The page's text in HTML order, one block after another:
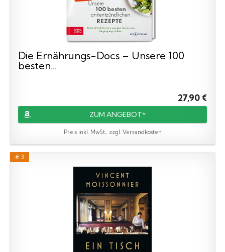
Die Ernährungs-Docs – Unsere 100
besten...
27,90 €
ZUM ANGEBOT*
Preis inkl. MwSt., zzgl. Versandkosten
# 3